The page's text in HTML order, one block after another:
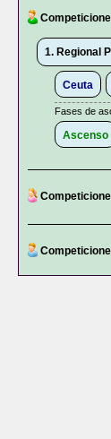
1. Regional
Ceuta
Fases de
Ascenso